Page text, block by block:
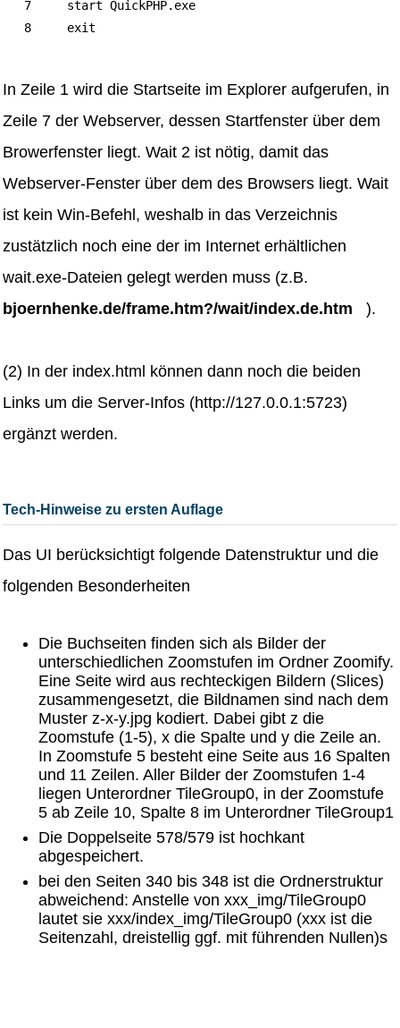
   7     start QuickPHP.exe
   8     exit
In Zeile 1 wird die Startseite im Explorer aufgerufen, in
Zeile 7 der Webserver, dessen Startfenster über dem
Browerfenster liegt. Wait 2 ist nötig, damit das
Webserver-Fenster über dem des Browsers liegt. Wait
ist kein Win-Befehl, weshalb in das Verzeichnis
zustätzlich noch eine der im Internet erhältlichen
wait.exe-Dateien gelegt werden muss (z.B.
bjoernhenke.de/frame.htm?/wait/index.de.htm
).
(2) In der index.html können dann noch die beiden
Links um die Server-Infos (http://127.0.0.1:5723)
ergänzt werden.
Tech-Hinweise zu ersten Auflage
Das UI berücksichtigt folgende Datenstruktur und die
folgenden Besonderheiten
Die Buchseiten finden sich als Bilder der
unterschiedlichen Zoomstufen im Ordner Zoomify.
Eine Seite wird aus rechteckigen Bildern (Slices)
zusammengesetzt, die Bildnamen sind nach dem
Muster z-x-y.jpg kodiert. Dabei gibt z die
Zoomstufe (1-5), x die Spalte und y die Zeile an.
In Zoomstufe 5 besteht eine Seite aus 16 Spalten
und 11 Zeilen. Aller Bilder der Zoomstufen 1-4
liegen Unterordner TileGroup0, in der Zoomstufe
5 ab Zeile 10, Spalte 8 im Unterordner TileGroup1
Die Doppelseite 578/579 ist hochkant
abgespeichert.
bei den Seiten 340 bis 348 ist die Ordnerstruktur
abweichend: Anstelle von xxx_img/TileGroup0
lautet sie xxx/index_img/TileGroup0 (xxx ist die
Seitenzahl, dreistellig ggf. mit führenden Nullen)s